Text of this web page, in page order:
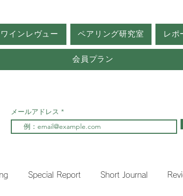
ワインレヴュー ペアリング研究室 レポ
会員プラン
メールアドレス
Special Report Short Journal